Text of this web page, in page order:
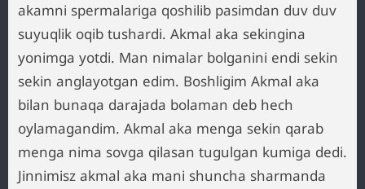
akamni spermalariga qoshilib pasimdan duv duv
suyuqlik oqib tushardi. Akmal aka sekingina
yonimga yotdi. Man nimalar bolganini endi sekin
sekin anglayotgan edim. Boshligim Akmal aka
bilan bunaqa darajada bolaman deb hech
oylamagandim. Akmal aka menga sekin qarab
menga nima sovga qilasan tugulgan kumiga dedi.
Jinnimisz akmal aka mani shuncha sharmanda